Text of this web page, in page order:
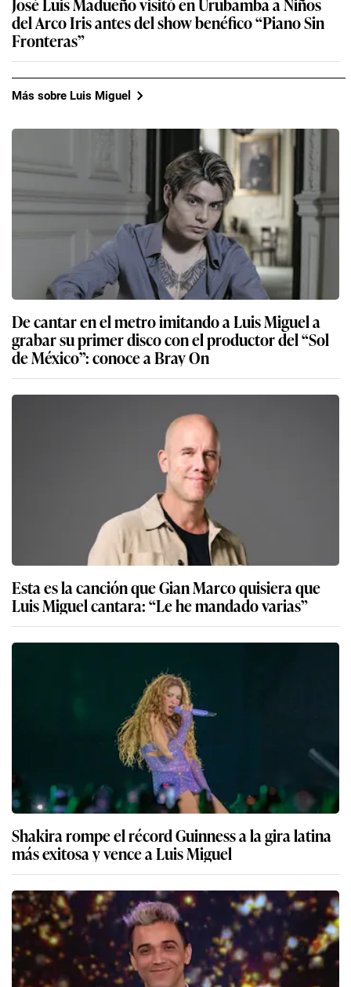
del Arco Iris antes del show benéfico “Piano Sin
Fronteras”
Más sobre Luis Miguel
De cantar en el metro imitando a Luis Miguel a
grabar su primer disco con el productor del “Sol
de México”: conoce a Bray On
Esta es la canción que Gian Marco quisiera que
Luis Miguel cantara: “Le he mandado varias”
Shakira rompe el récord Guinness a la gira latina
más exitosa y vence a Luis Miguel